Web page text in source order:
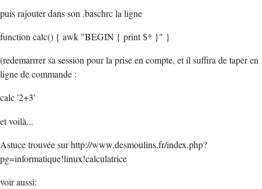
puis rajouter dans son .baschrc la ligne
function calc() { awk "BEGIN { print $* }" }
(redemarrrer sa session pour la prise en compte, et il suffira de taper en
ligne de commande :
calc '2+3'
et voilà...
Astuce trouvée sur http://www.desmoulins.fr/index.php?
pg=informatique!linux!calculatrice
voir aussi: